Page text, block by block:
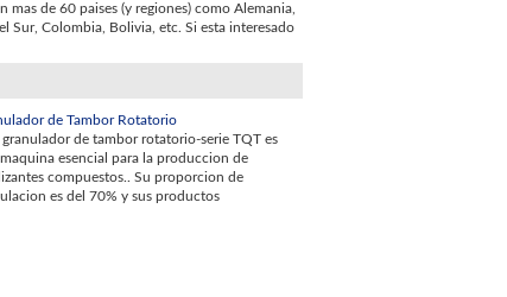
de 60 paises (y regiones) como Alemania,
Sur, Colombia, Bolivia, etc. Si esta interesado
de Tambor Rotatorio
granulador de tambor rotatorio-serie TQT es
esencial para la produccion de
compuestos.. Su proporcion de
es del 70% y sus productos